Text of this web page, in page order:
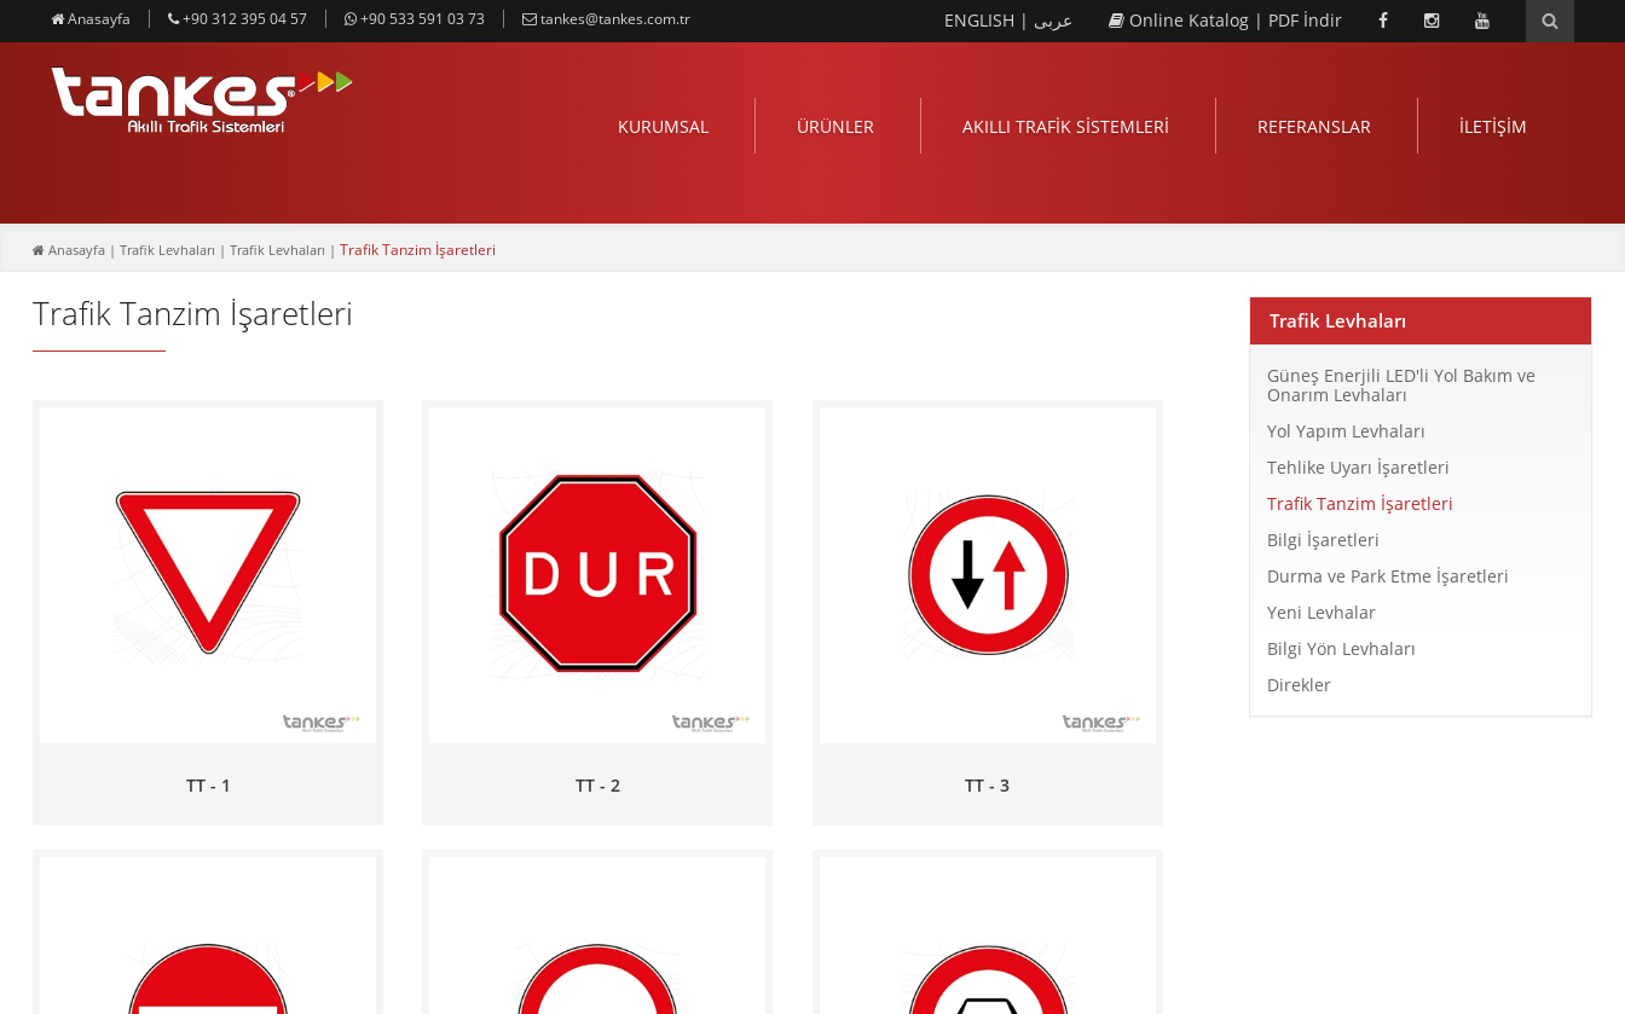
Anasayfa +90 312 395 04 57 +90 533 591 03 73 tankes@tankes.com.tr ENGLISH | عربى Online Katalog | PDF İndir
KURUMSAL ÜRÜNLER AKILLI TRAFİK SİSTEMLERİ REFERANSLAR İLETİŞİM
Anasayfa | Trafik Levhaları | Trafik Levhaları | Trafik Tanzim İşaretleri
Trafik Levhaları
Güneş Enerjili LED'li Yol Bakım ve
Onarım Levhaları
Yol Yapım Levhaları
Tehlike Uyarı İşaretleri
Trafik Tanzim İşaretleri
Bilgi İşaretleri
Durma ve Park Etme İşaretleri
Yeni Levhalar
Bilgi Yön Levhaları
Direkler
Trafik Tanzim İşaretleri
TT - 1 TT - 2 TT - 3